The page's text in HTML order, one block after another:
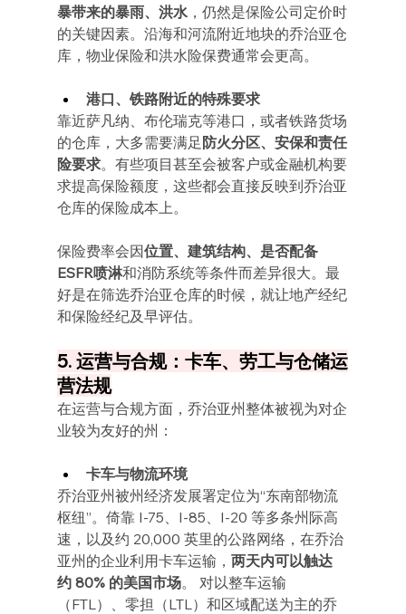
暴带来的暴雨、洪水，仍然是保险公司定价时
的关键因素。沿海和河流附近地块的乔治亚仓
库，物业保险和洪水险保费通常会更高。
港口、铁路附近的特殊要求
靠近萨凡纳、布伦瑞克等港口，或者铁路货场
的仓库，大多需要满足防火分区、安保和责任
险要求。有些项目甚至会被客户或金融机构要
求提高保险额度，这些都会直接反映到乔治亚
仓库的保险成本上。
保险费率会因位置、建筑结构、是否配备
ESFR喷淋和消防系统等条件而差异很大。最
好是在筛选乔治亚仓库的时候，就让地产经纪
和保险经纪及早评估。
5. 运营与合规：卡车、劳工与仓储运
营法规
在运营与合规方面，乔治亚州整体被视为对企
业较为友好的州：
卡车与物流环境
乔治亚州被州经济发展署定位为“东南部物流
枢纽”。倚靠 I-75、I-85、I-20 等多条州际高
速，以及约 20,000 英里的公路网络，在乔治
亚州的企业利用卡车运输， 两天内可以触达
约 80% 的美国市场。 对以整车运输
（FTL）、零担（LTL）和区域配送为主的乔